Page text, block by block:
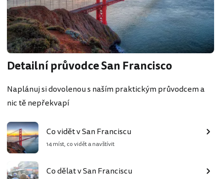
Detailní průvodce San Francisco
Naplánuj si dovolenou s naším praktickým průvodcem a
nic tě nepřekvapí
Co vidět v San Franciscu
14 míst, co vidět a navštívit
Co dělat v San Franciscu